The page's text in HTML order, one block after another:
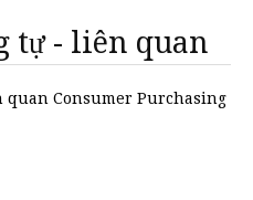
tự - liên quan
quan Consumer Purchasing